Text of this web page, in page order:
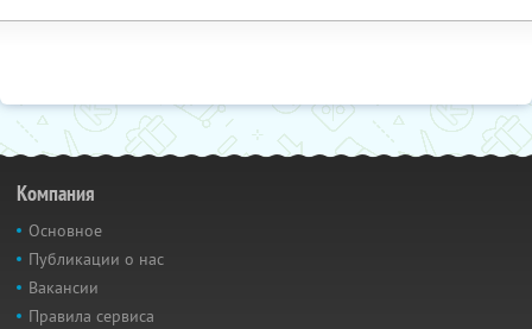
Компания
Основное
Публикации о нас
Вакансии
Правила сервиса